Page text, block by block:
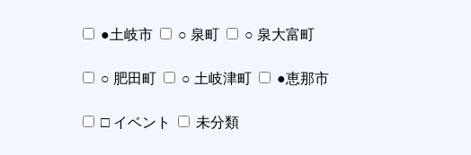
●土岐市 ○ 泉町 ○ 泉大富町
○ 肥田町 ○ 土岐津町 ●恵那市
□ イベント 未分類